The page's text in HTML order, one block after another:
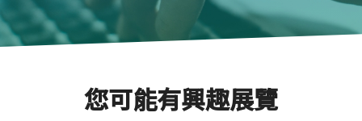
您可能有興趣展覽